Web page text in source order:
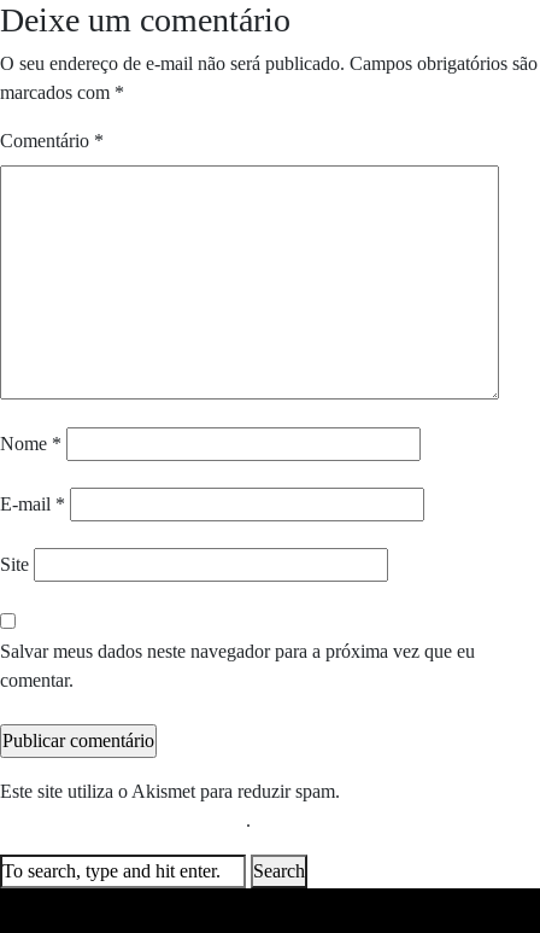
Deixe um comentário
O seu endereço de e-mail não será publicado. Campos obrigatórios são
marcados com *
Comentário *
Nome *
E-mail *
Site
Salvar meus dados neste navegador para a próxima vez que eu
comentar.
Este site utiliza o Akismet para reduzir spam.
.
Search